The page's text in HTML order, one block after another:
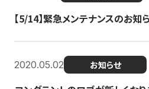
【5/14】緊急メンテナンスのお知
2020.05.02 お知らせ